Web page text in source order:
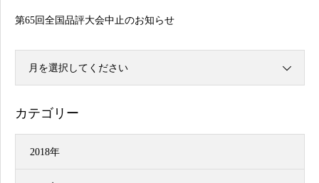
第65回全国品評大会中止のお知らせ
月を選択してください
カテゴリー
2018年